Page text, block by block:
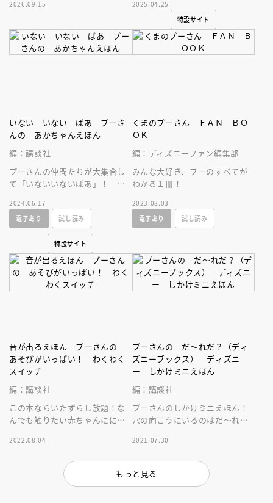
2026.09.15
ミラー付きのしかけあかちゃん
えほんです！
2025.04.25
特設サイト
いない いない ばあ プーさ
んの あかちゃんえほん
編：講談社
プーさんの仲間たちが大集合し
て「いないいないばあ」！ 何
ら楽しめる親子のスキンシップ
絵本。
2024.06.17
電子あり
試し読み
特設サイト
くまのプーさん ＦＡＮ ＢＯ
ＯＫ
編：ディズニーファン編集部
みんな大好き、プーのすべてが
わかる１冊！
2023.08.03
電子あり
試し読み
音が出るえほん プーさんの
あそびがいっぱい！ わくわく
スイッチ
編：講談社
この本ならいたずらし放題！な
んでも触りたい赤ちゃんににぴ
ゃ絵本！９つの仕掛けと１３の
2022.08.04
プーさんの だ～れだ？（ディ
ズニーブックス） ディズニ
ー しかけミニえほん
編：講談社
プーさんのしかけミニえほん！
穴の向こうにいるのはだ～れ
んでも飽きない！持ち運びに便
2021.07.30
もっと見る